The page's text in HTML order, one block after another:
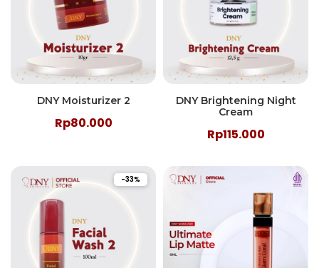
DNY Moisturizer 2
Rp80.000
DNY Brightening Night
Cream
Rp115.000
-33%